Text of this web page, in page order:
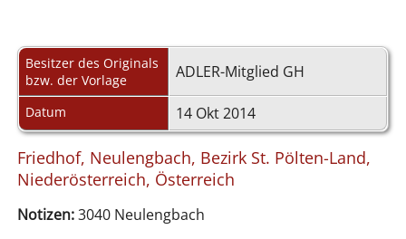
Besitzer des Originals
bzw. der Vorlage
ADLER-Mitglied GH
Datum 14 Okt 2014
Friedhof, Neulengbach, Bezirk St. Pölten-Land,
Niederösterreich, Österreich
Notizen:3040 Neulengbach